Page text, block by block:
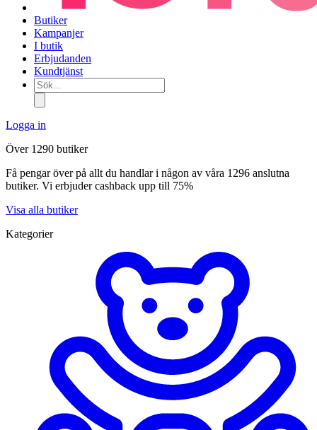
Butiker
Kampanjer
I butik
Erbjudanden
Kundtjänst
Sök...
Logga in
Över 1290 butiker
Få pengar över på allt du handlar i någon av våra 1296 anslutna
butiker. Vi erbjuder cashback upp till 75%
Visa alla butiker
Kategorier